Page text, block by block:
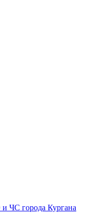
ЧС города Кургана